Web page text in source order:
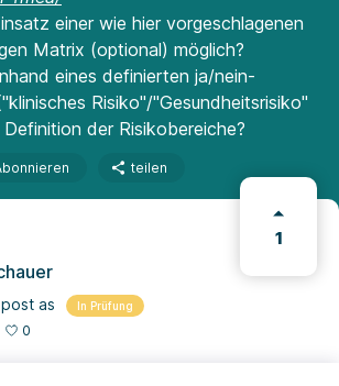
einer wie hier vorgeschlagenen
Matrix (optional) möglich?
eines definierten ja/nein-
Risiko"/"Gesundheitsrisiko"
der Risikobereiche?
teilen
1
as In Prüfung
0